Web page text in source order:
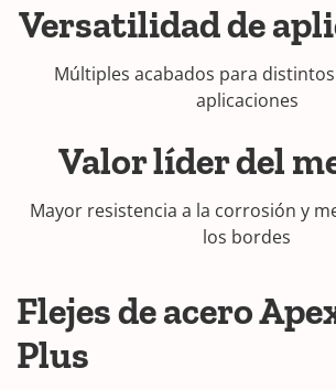
Versatilidad de
Múltiples acabados para
aplicaciones
Valor líder del
Mayor resistencia a la corrosión y
los bordes
Flejes de acero
Plus